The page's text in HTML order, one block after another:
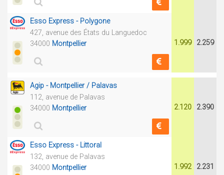
Esso Express - Polygone
427, avenue des États du Languedoc
34000 Montpellier 1.999 2.259
Agip - Montpellier / Palavas
112, avenue de Palavas
34000 Montpellier 2.120 2.390
Esso Express - Littoral
132, avenue de Palavas
34000 Montpellier 1.992 2.231